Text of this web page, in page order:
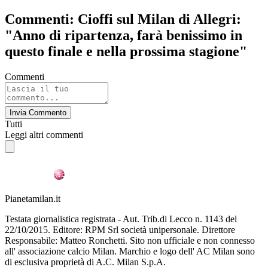
Commenti: Cioffi sul Milan di Allegri:
"Anno di ripartenza, farà benissimo in
questo finale e nella prossima stagione"
Commenti
Invia Commento
Tutti
Leggi altri commenti
Pianetamilan.it
Testata giornalistica registrata - Aut. Trib.di Lecco n. 1143 del
22/10/2015. Editore: RPM Srl società unipersonale. Direttore
Responsabile: Matteo Ronchetti. Sito non ufficiale e non connesso
all' associazione calcio Milan. Marchio e logo dell' AC Milan sono
di esclusiva proprietà di A.C. Milan S.p.A.